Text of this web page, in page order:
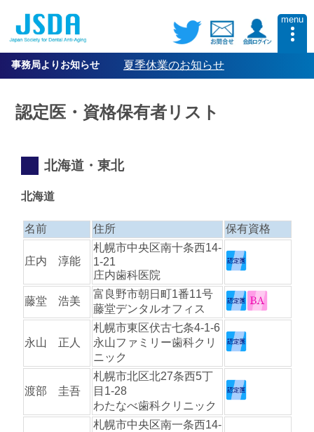
menu
事務局よりお知らせ 夏季休業のお知らせ
認定医・資格保有者リスト
北海道・東北
北海道
名前 住所 保有資格
庄内 淳能
札幌市中央区南十条西14-
1-21
庄内歯科医院
藤堂 浩美
富良野市朝日町1番11号
藤堂デンタルオフィス
永山 正人
札幌市東区伏古七条4-1-6
永山ファミリー歯科クリ
ニック
渡部 圭吾
札幌市北区北27条西5丁
目1-28
わたなべ歯科クリニック
札幌市中央区南一条西14-